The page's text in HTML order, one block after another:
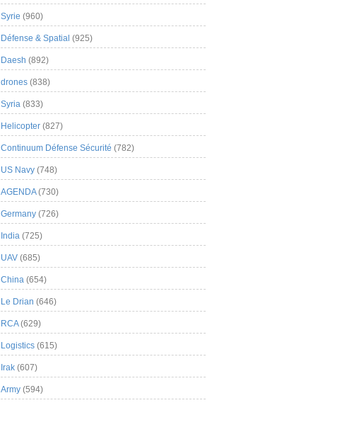
Syrie (960)
Défense & Spatial (925)
Daesh (892)
drones (838)
Syria (833)
Helicopter (827)
Continuum Défense Sécurité (782)
US Navy (748)
AGENDA(730)
Germany (726)
India (725)
UAV (685)
China (654)
Le Drian (646)
RCA(629)
Logistics (615)
Irak (607)
Army (594)